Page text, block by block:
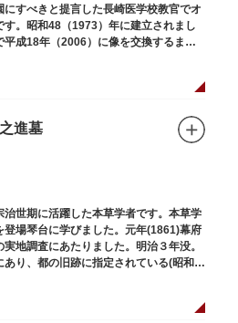
すべきと提言した長崎医学校教官でオ
。昭和48（1973）年に建立されまし
成18年（2006）に像を交換するまで
進墓
世期に活躍した本草学者です。本草学
場琴台に学びました。元年(1861)幕府
地調査にあたりました。明治３年没。
り、都の旧跡に指定されている(昭和３